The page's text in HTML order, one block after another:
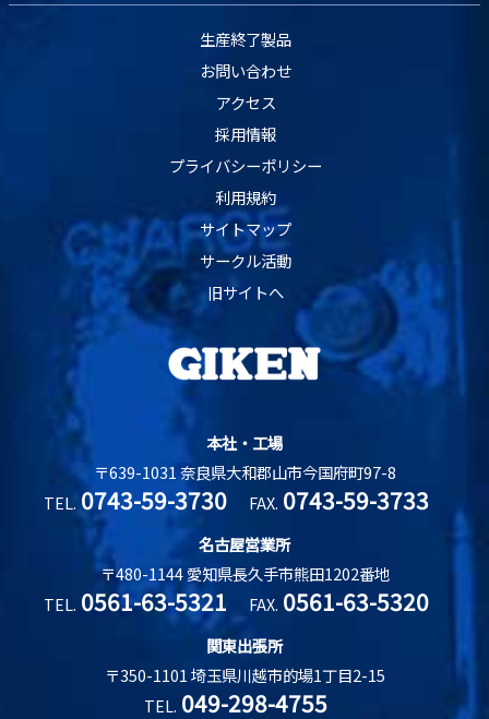
生産終了製品
お問い合わせ
アクセス
採用情報
プライバシーポリシー
利用規約
サイトマップ
サークル活動
旧サイトへ
本社・工場
〒639-1031 奈良県大和郡山市今国府町97-8
TEL. 0743-59-3730 FAX. 0743-59-3733
名古屋営業所
〒480-1144 愛知県長久手市熊田1202番地
TEL. 0561-63-5321 FAX. 0561-63-5320
関東出張所
〒350-1101 埼玉県川越市的場1丁目2-15
TEL. 049-298-4755